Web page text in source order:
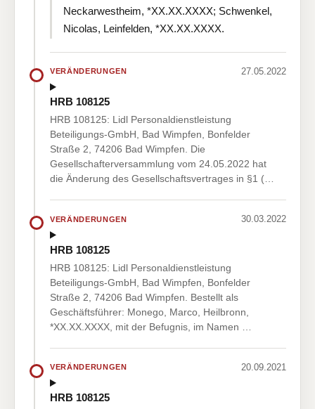
Neckarwestheim, *XX.XX.XXXX; Schwenkel,
Nicolas, Leinfelden, *XX.XX.XXXX.
VERÄNDERUNGEN 27.05.2022
HRB 108125
HRB 108125: Lidl Personaldienstleistung
Beteiligungs-GmbH, Bad Wimpfen, Bonfelder
Straße 2, 74206 Bad Wimpfen. Die
Gesellschafterversammlung vom 24.05.2022 hat
die Änderung des Gesellschaftsvertrages in §1 (…
VERÄNDERUNGEN 30.03.2022
HRB 108125
HRB 108125: Lidl Personaldienstleistung
Beteiligungs-GmbH, Bad Wimpfen, Bonfelder
Straße 2, 74206 Bad Wimpfen. Bestellt als
Geschäftsführer: Monego, Marco, Heilbronn,
*XX.XX.XXXX, mit der Befugnis, im Namen …
VERÄNDERUNGEN 20.09.2021
HRB 108125